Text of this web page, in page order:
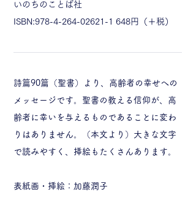
いのちのことば社
ISBN:978-4-264-02621-1 648円（＋税）
詩篇90篇（聖書）より、高齢者の幸せへの
メッセージです。聖書の教える信仰が、高
齢者に幸いを与えるものであることに変わ
りはありません。（本文より）大きな文字
で読みやすく、挿絵もたくさんあります。
​表紙画・挿絵：加藤潤子